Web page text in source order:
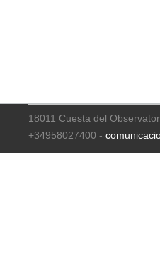
18011 Cuesta del
+34958027400 -